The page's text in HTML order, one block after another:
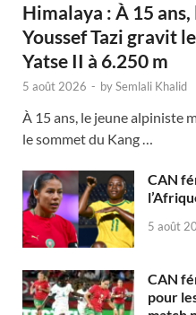
Himalaya : À 15
Youssef Tazi gravit
Yatse II à 6.250 m
5 août 2026 - bySemlali Khalid
À 15 ans, le jeune alpiniste
le sommet du Kang …
CAN
5 août
CAN
pour